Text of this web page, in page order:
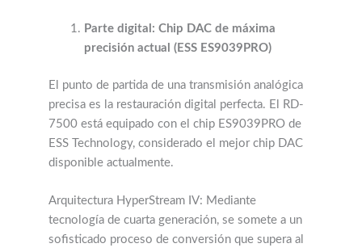
Parte digital: Chip DAC de máxima
precisión actual (ESS ES9039PRO)
El punto de partida de una transmisión analógica
precisa es la restauración digital perfecta. El RD-
7500 está equipado con el chip ES9039PRO de
ESS Technology, considerado el mejor chip DAC
disponible actualmente.
Arquitectura HyperStream IV: Mediante
tecnología de cuarta generación, se somete a un
sofisticado proceso de conversión que supera al